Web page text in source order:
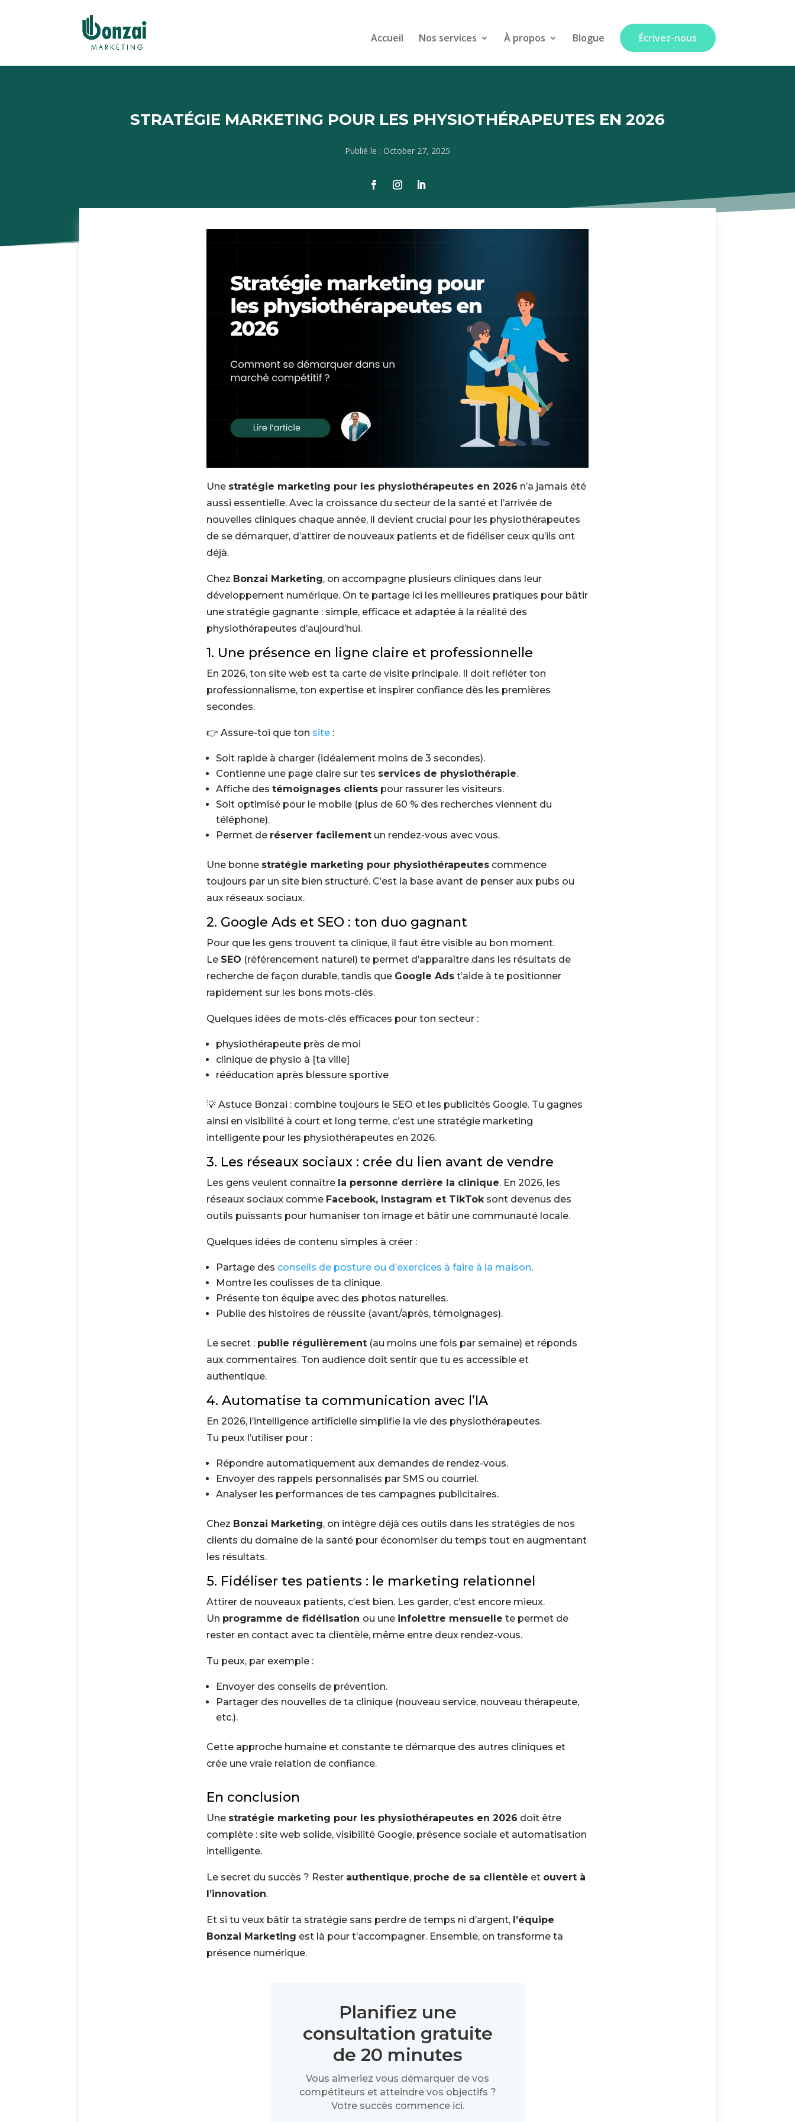
Accueil Nos services À propos Blogue Écrivez-nous
STRATÉGIE MARKETING POUR LES PHYSIOTHÉRAPEUTES EN 2026
Publié le : October 27, 2025
Une stratégie marketing pour les physiothérapeutes en 2026 n’a jamais été
aussi essentielle. Avec la croissance du secteur de la santé et l’arrivée de
nouvelles cliniques chaque année, il devient crucial pour les physiothérapeutes
de se démarquer, d’attirer de nouveaux patients et de fidéliser ceux qu’ils ont
déjà.
Chez Bonzai Marketing, on accompagne plusieurs cliniques dans leur
développement numérique. On te partage ici les meilleures pratiques pour bâtir
une stratégie gagnante : simple, efficace et adaptée à la réalité des
physiothérapeutes d’aujourd’hui.
1. Une présence en ligne claire et professionnelle
En 2026, ton site web est ta carte de visite principale. Il doit refléter ton
professionnalisme, ton expertise et inspirer confiance dès les premières
secondes.
👉 Assure-toi que ton site :
Soit rapide à charger (idéalement moins de 3 secondes).
Contienne une page claire sur tes services de physiothérapie.
Affiche destémoignages clients pour rassurer les visiteurs.
Soit optimisé pour le mobile (plus de 60 % des recherches viennent du
téléphone).
Permet de réserver facilement un rendez-vous avec vous.
Une bonne stratégie marketing pour physiothérapeutes commence
toujours par un site bien structuré. C’est la base avant de penser aux pubs ou
aux réseaux sociaux.
2. Google Ads et SEO : ton duo gagnant
Pour que les gens trouvent ta clinique, il faut être visible au bon moment.
Le SEO (référencement naturel) te permet d’apparaître dans les résultats de
recherche de façon durable, tandis que Google Ads t’aide à te positionner
rapidement sur les bons mots-clés.
Quelques idées de mots-clés efficaces pour ton secteur :
physiothérapeute près de moi
clinique de physio à [ta ville]
rééducation après blessure sportive
💡 Astuce Bonzai : combine toujours le SEO et les publicités Google. Tu gagnes
ainsi en visibilité à court et long terme, c’est une stratégie marketing
intelligente pour les physiothérapeutes en 2026.
3. Les réseaux sociaux : crée du lien avant de vendre
Les gens veulent connaître la personne derrière la clinique. En 2026, les
réseaux sociaux comme Facebook, Instagram et TikTok sont devenus des
outils puissants pour humaniser ton image et bâtir une communauté locale.
Quelques idées de contenu simples à créer :
Partage des conseils de posture ou d’exercices à faire à la maison.
Montre les coulisses de ta clinique.
Présente ton équipe avec des photos naturelles.
Publie des histoires de réussite (avant/après, témoignages).
Le secret : publie régulièrement (au moins une fois par semaine) et réponds
aux commentaires. Ton audience doit sentir que tu es accessible et
authentique.
4. Automatise ta communication avec l’IA
En 2026, l’intelligence artificielle simplifie la vie des physiothérapeutes.
Tu peux l’utiliser pour :
Répondre automatiquement aux demandes de rendez-vous.
Envoyer des rappels personnalisés par SMS ou courriel.
Analyser les performances de tes campagnes publicitaires.
Chez Bonzai Marketing, on intègre déjà ces outils dans les stratégies de nos
clients du domaine de la santé pour économiser du temps tout en augmentant
les résultats.
5. Fidéliser tes patients : le marketing relationnel
Attirer de nouveaux patients, c’est bien. Les garder, c’est encore mieux.
Un programme de fidélisation ou une infolettre mensuelle te permet de
rester en contact avec ta clientèle, même entre deux rendez-vous.
Tu peux, par exemple :
Envoyer des conseils de prévention.
Partager des nouvelles de ta clinique (nouveau service, nouveau thérapeute,
etc.).
Cette approche humaine et constante te démarque des autres cliniques et
crée une vraie relation de confiance.
En conclusion
Une stratégie marketing pour les physiothérapeutes en 2026 doit être
complète : site web solide, visibilité Google, présence sociale et automatisation
intelligente.
Le secret du succès ? Rester authentique, proche de sa clientèle et ouvert à
l’innovation.
Et si tu veux bâtir ta stratégie sans perdre de temps ni d’argent, l’équipe
Bonzai Marketing est là pour t’accompagner. Ensemble, on transforme ta
présence numérique.
Planifiez une
consultation gratuite
de 20 minutes
Vous aimeriez vous démarquer de vos
compétiteurs et atteindre vos objectifs ?
Votre succès commence ici.